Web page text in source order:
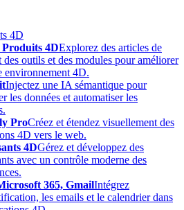
4D
Produits 4DExplorez des articles de
des outils et des modules pour améliorer
environnement 4D.
Injectez une IA sémantique pour
les données et automatiser les
ProCréez et étendez visuellement des
4D vers le web.
4DGérez et développez des
avec un contrôle moderne des
365, GmailIntégrez
les emails et le calendrier dans